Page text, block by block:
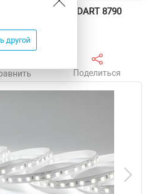
другой
NEW STANDART 8790
Поделиться